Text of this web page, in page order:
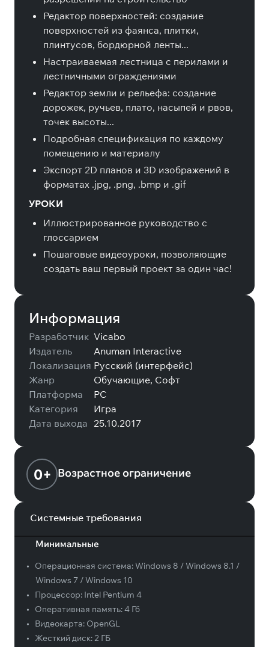
Редактор поверхностей: создание
поверхностей из фаянса, плитки,
плинтусов, бордюрной ленты...
Настраиваемая лестница с перилами и
лестничными ограждениями
Редактор земли и рельефа: создание
дорожек, ручьев, плато, насыпей и рвов,
точек высоты...
Подробная спецификация по каждому
помещению и материалу
Экспорт 2D планов и 3D изображений в
форматах .jpg, .png, .bmp и .gif
УРОКИ
Иллюстрированное руководство с
глоссарием
Пошаговые видеоуроки, позволяющие
создать ваш первый проект за один час!
Информация
Разработчик Vicabo
Издатель
Anuman Interactive
Локализация Русский (интерфейс)
Жанр
Обучающие, Софт
Платформа
PC
Категория
Игра
Дата выхода 25.10.2017
0+ Возрастное ограничение
Системные требования
Минимальные
• Операционная система:Windows 8 / Windows 8.1 /
Windows 7 / Windows 10
•
Процессор: Intel Pentium 4
•
Оперативная память:4 Гб
•
Видеокарта: OpenGL
•
Жесткий диск:2 ГБ